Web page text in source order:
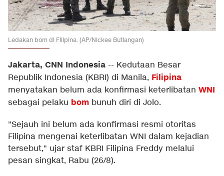
Ledakan bom di Filipina. (AP/Nickee Butlangan)
Jakarta, CNN Indonesia -- Kedutaan Besar
Republik Indonesia (KBRI) di Manila, Filipina
menyatakan belum ada konfirmasi keterlibatan WNI
sebagai pelaku bom bunuh diri di Jolo.
"Sejauh ini belum ada konfirmasi resmi otoritas
Filipina mengenai keterlibatan WNI dalam kejadian
tersebut," ujar staf KBRI Filipina Freddy melalui
pesan singkat, Rabu (26/8).